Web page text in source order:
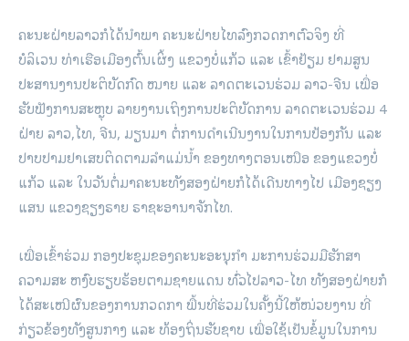
ຄະນະຝ່າຍລາວກໍໄດ້ນຳພາ ຄະນະຝ່າຍໄທລົງກວດກາຕົວຈິງ ທີ່
ບໍລິເວນ ທ່າເຮືອເມືອງຕົ້ນເຜິ້ງ ແຂວງບໍ່ແກ້ວ ແລະ ເຂົ້າຢ້ຽມ ຢາມສູນ
ປະສານງານປະຕິບັດກົດ ໝາຍ ແລະ ລາດຕະເວນຮ່ວມ ລາວ-ຈີນ ເພື່ອ
ຮັບຟັງການສະຫຼຸບ ລາຍງານເຖິງການປະຕິບັດການ ລາດຕະເວນຮ່ວມ 4
ຝ່າຍ ລາວ,ໄທ, ຈີນ, ມຽນມາ ຕໍ່ການດຳເນີນງານໃນການປ້ອງກັນ ແລະ
ປາບປາມຢາເສບຕິດຕາມລຳແມ່ນໍ້າ ຂອງທາງຕອນເໜືອ ຂອງແຂວງບໍ່
ແກ້ວ ແລະ ໃນວັນຕໍ່ມາຄະນະທັງສອງຝ່າຍກໍໄດ້ເດີນທາງໄປ ເມືອງຊຽງ
ແສນ ແຂວງຊຽງຣາຍ ຣາຊະອານາຈັກໄທ.
ເພື່ອເຂົ້າຮ່ວມ ກອງປະຊຸມຂອງຄະນະອະນຸກຳ ມະການຮ່ວມມືຮັກສາ
ຄວາມສະ ຫງົບຮຽບຮ້ອຍຕາມຊາຍແດນ ທົ່ວໄປລາວ-ໄທ ທັງສອງຝ່າຍກໍ
ໄດ້ສະເໜີຜົນຂອງການກວດກາ ພື້ນທີ່ຮ່ວມໃນຄັ້ງນີ້ໃຫ້ໜ່ວຍງານ ທີ່
ກ່ຽວຂ້ອງທັງສູນກາງ ແລະ ທ້ອງຖິ່ນຮັບຊາບ ເພື່ອໃຊ້ເປັນຂໍ້ມູນໃນການ